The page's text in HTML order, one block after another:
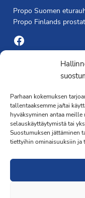
Parhaan kokemuksen
tallentaaksemme ja/tai
hyväksyminen antaa
selauskäyttäytymistä tai
Suostumuksen jättäminen
tiettyihin ominaisuuksiin ja
Propo Suomen
Propo Finlands
Facebook
Yhdistyksen
Laivapojankatu 3 C,
toimisto@propo.fi